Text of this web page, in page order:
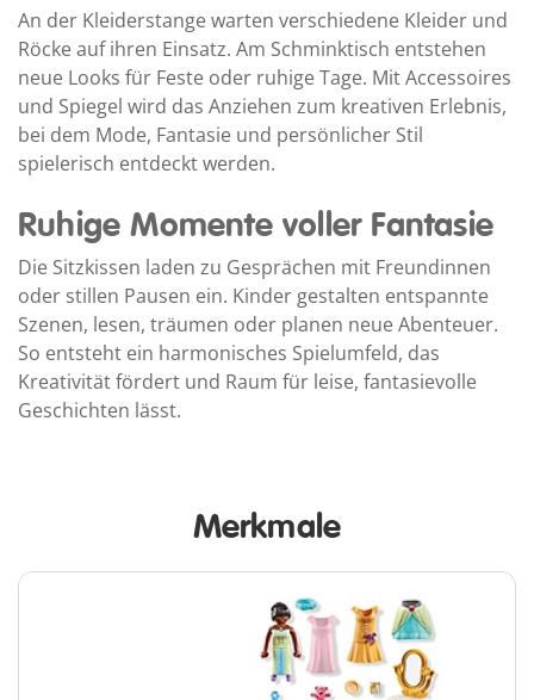
An der Kleiderstange warten verschiedene Kleider und
Röcke auf ihren Einsatz. Am Schminktisch entstehen
neue Looks für Feste oder ruhige Tage. Mit Accessoires
und Spiegel wird das Anziehen zum kreativen Erlebnis,
bei dem Mode, Fantasie und persönlicher Stil
spielerisch entdeckt werden.
Ruhige Momente voller Fantasie
Die Sitzkissen laden zu Gesprächen mit Freundinnen
oder stillen Pausen ein. Kinder gestalten entspannte
Szenen, lesen, träumen oder planen neue Abenteuer.
So entsteht ein harmonisches Spielumfeld, das
Kreativität fördert und Raum für leise, fantasievolle
Geschichten lässt.
Merkmale